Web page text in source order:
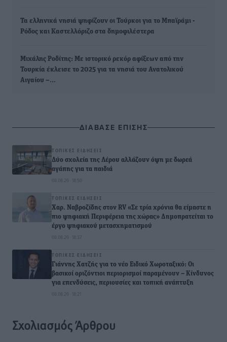
Τα ελληνικά νησιά ψηφίζουν οι Τούρκοι για το Μπαϊράμι -
Ρόδος και Καστελλόριζο στα δημοφιλέστερα
Μιχάλης Ροδίτης: Με ιστορικό ρεκόρ αφίξεων από την
Τουρκία έκλεισε το 2025 για τα νησιά του Ανατολικού
Αιγαίου –…
ΔΙΑΒΑΣΕ ΕΠΙΣΗΣ
ΤΟΠΙΚΈΣ ΕΙΔΉΣΕΙΣ
Δύο σχολεία της Λέρου αλλάζουν όψη με δωρεά
αγάπης για τα παιδιά
08.08.26 · 18:50
ΤΟΠΙΚΈΣ ΕΙΔΉΣΕΙΣ
Χαρ. Ναβροζίδης στον RV «Σε τρία χρόνια θα είμαστε η
πιο ψηφιακή Περιφέρεια της χώρας» Δημοπρατείται το
έργο ψηφιακού μετασχηματισμού
08.08.26 · 18:37
ΤΟΠΙΚΈΣ ΕΙΔΉΣΕΙΣ
Γιάννης Χατζής για το νέο Ειδικό Χωροταξικό: Οι
βασικοί οριζόντιοι περιορισμοί παραμένουν – Κίνδυνος
για επενδύσεις, περιουσίες και τοπική ανάπτυξη
08.08.26 · 18:21
Σχολιασμός Άρθρου